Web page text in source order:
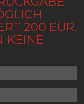
-
200 EUR.
KEINE